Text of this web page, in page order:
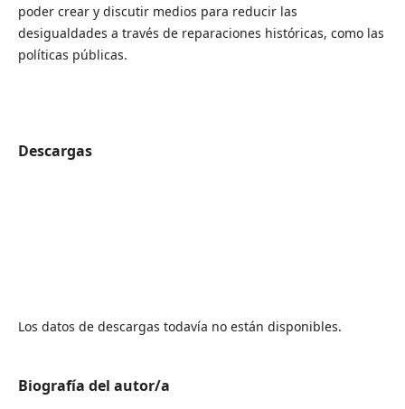
poder crear y discutir medios para reducir las
desigualdades a través de reparaciones históricas, como las
políticas públicas.
Descargas
Los datos de descargas todavía no están disponibles.
Biografía del autor/a